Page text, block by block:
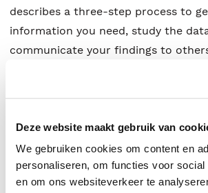
Deze website maakt gebruik van
We gebruiken cookies om content en
personaliseren, om functies voor social
en om ons websiteverkeer te
describes a three-step process to
information you need, study the
communicate your findings to